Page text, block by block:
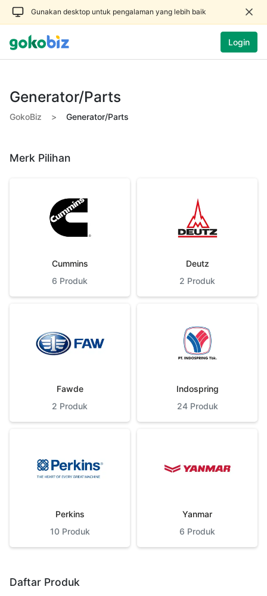
Gunakan desktop untuk pengalaman yang lebih baik
Login
Generator/Parts
GokoBiz > Generator/Parts
Merk Pilihan
Cummins
6 Produk
Deutz
2 Produk
Fawde
2 Produk
Indospring
24 Produk
Perkins
10 Produk
Yanmar
6 Produk
Daftar Produk